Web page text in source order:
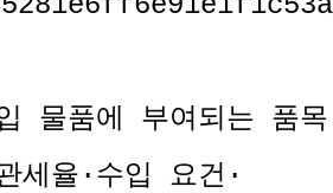
물품에 부여되는 품목
세율·수입 요건·